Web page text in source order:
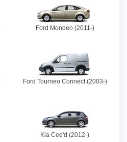
Ford Mondeo (2011-)
Ford Tourneo Connect (2003-)
Kia Cee'd (2012-)